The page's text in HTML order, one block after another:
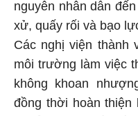
nguyên nhân dẫn
xử, quấy rối và bạo
Các nghị viện thành
môi trường làm việc
không khoan
đồng thời hoàn thiện